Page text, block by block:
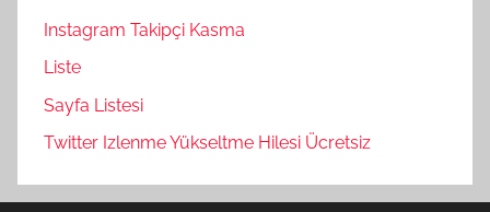
Instagram Takipçi Kasma
Liste
Sayfa Listesi
Twitter Izlenme Yükseltme Hilesi Ücretsiz